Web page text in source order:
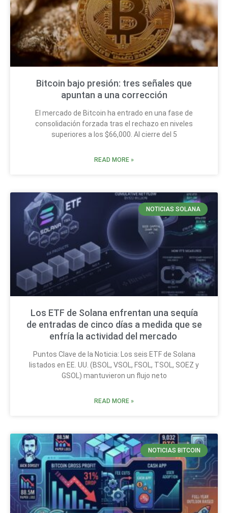
Bitcoin bajo presión: tres señales que
apuntan a una corrección
El mercado de Bitcoin ha entrado en una fase de
consolidación forzada tras el rechazo en niveles
superiores a los $66,000. Al cierre del 5
READ MORE »
NOTICIAS SOLANA
Los ETF de Solana enfrentan una sequía
de entradas de cinco días a medida que se
enfría la actividad del mercado
Puntos Clave de la Noticia: Los seis ETF de Solana
listados en EE. UU. (BSOL, VSOL, FSOL, TSOL, SOEZ y
GSOL) mantuvieron un flujo neto
READ MORE »
NOTICIAS BITCOIN